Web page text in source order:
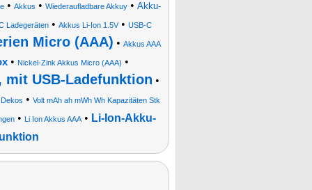
• Akkus • Wiederaufladbare Akkuy• Akku-
Ladegeräten• Akkus Li-Ion 1.5V• USB-C
Micro (AAA) • Akkus AAA
• Nickel-Zink Akkus Micro (AAA) •
mit USB-Ladefunktion •
• Volt mAh ah mWh Wh Kapazitäten Stk
• Li Ion Akkus AAA • Li-Ion-Akku-